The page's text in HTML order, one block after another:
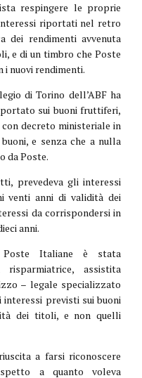
respingere le proprie
riportati nel retro
dei rendimenti avvenuta
e di un timbro che Poste
i nuovi rendimenti.
di Torino dell’ABF ha
sui buoni fruttiferi,
decreto ministeriale in
e senza che a nulla
da Poste.
prevedeva gli interessi
venti anni di validità dei
da corrispondersi in
anni.
Poste Italiane è stata
assistita
– legale specializzato
previsti sui buoni
dei titoli, e non quelli
a farsi riconoscere
a quanto voleva